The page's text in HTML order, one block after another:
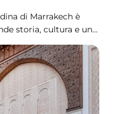
di Marrakech è
storia, cultura e una
la vecchia città
souk affollati,
nascosti. Molti
Medina di